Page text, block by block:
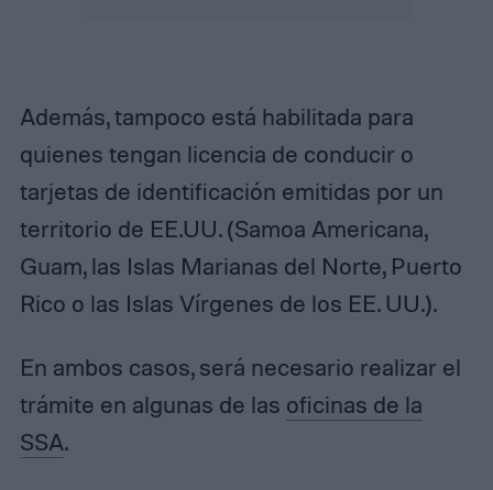
Además, tampoco está habilitada para
quienes tengan licencia de conducir o
tarjetas de identificación emitidas por un
territorio de EE.UU. (Samoa Americana,
Guam, las Islas Marianas del Norte, Puerto
Rico o las Islas Vírgenes de los EE. UU.).
En ambos casos, será necesario realizar el
trámite en algunas de las oficinas de la
SSA.